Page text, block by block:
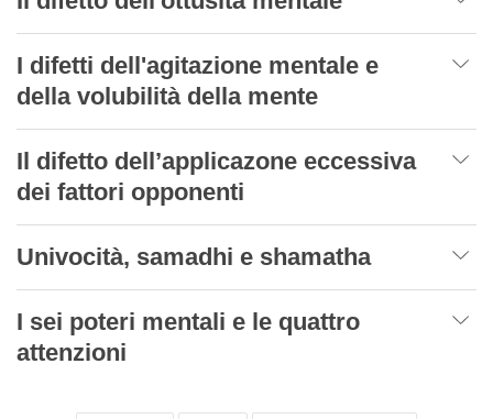
I difetti dell'agitazione mentale e
della volubilità della mente
Il difetto dell’applicazone eccessiva
dei fattori opponenti
Univocità, samadhi e shamatha
I sei poteri mentali e le quattro
attenzioni